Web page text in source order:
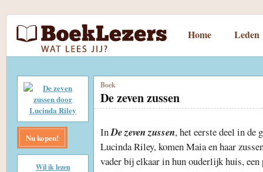
Home Leden
Nu kopen!
Wil ik lezen
Boek
De zeven zussen
InDe zeven zussen, het eerste deel in de
Lucinda Riley, komen Maia en haar
vader bij elkaar in hun ouderlijk huis,